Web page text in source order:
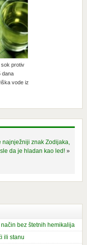
sok protiv
dana
vode iz
najnježniji znak Zodijaka,
da je hladan kao led! »
bez štetnih hemikalija
ili stanu